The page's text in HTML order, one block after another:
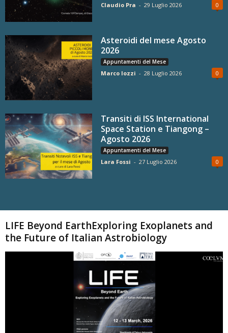
Claudio Pra - 29 Luglio 2026 0
Asteroidi del mese Agosto
2026
Appuntamenti del Mese
Marco Iozzi - 28 Luglio 2026 0
Transiti di ISS International
Space Station e Tiangong –
Agosto 2026
Appuntamenti del Mese
Lara Fossi - 27 Luglio 2026 0
LIFE Beyond EarthExploring Exoplanets and
the Future of Italian Astrobiology